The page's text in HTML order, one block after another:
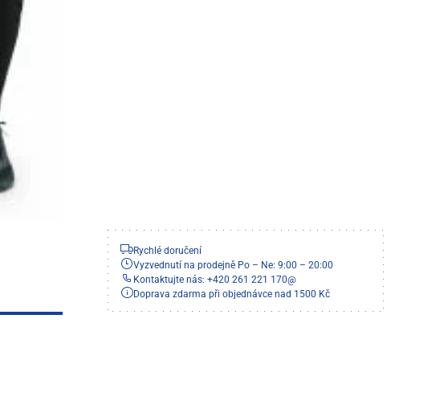
Rychlé doručení
Vyzvednutí na prodejně Po – Ne: 9:00 – 20:00
Kontaktujte nás: +420 261 221 170@
Doprava zdarma při objednávce nad 1500 Kč